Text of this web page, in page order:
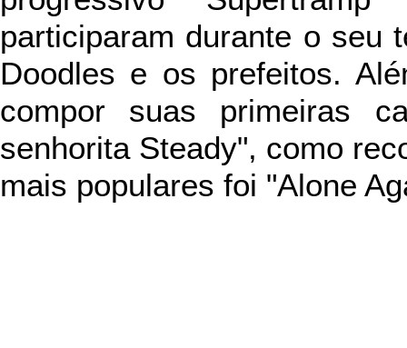
participaram durante o seu
Doodles e os prefeitos.
compor suas primeiras
senhorita Steady", como
mais populares foi "Alone